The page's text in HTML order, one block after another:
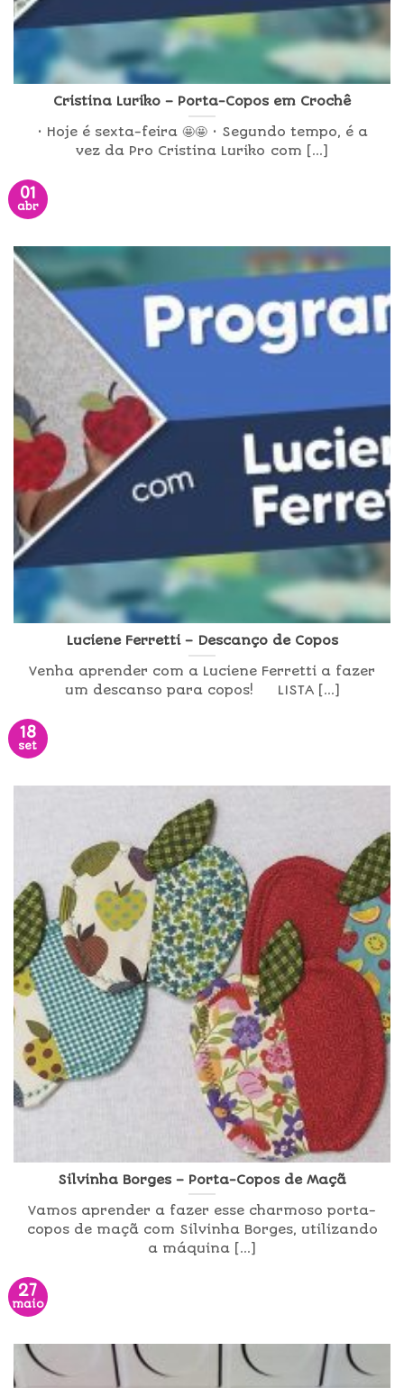
Cristina Luriko – Porta-Copos em Crochê
• Hoje é sexta-feira 🤩🤩 • Segundo tempo, é a
vez da Pro Cristina Luriko com [...]
01
abr
Luciene Ferretti – Descanço de Copos
Venha aprender com a Luciene Ferretti a fazer
um descanso para copos! LISTA [...]
18
set
Silvinha Borges – Porta-Copos de Maçã
Vamos aprender a fazer esse charmoso porta-
copos de maçã com Silvinha Borges, utilizando
a máquina [...]
27
maio